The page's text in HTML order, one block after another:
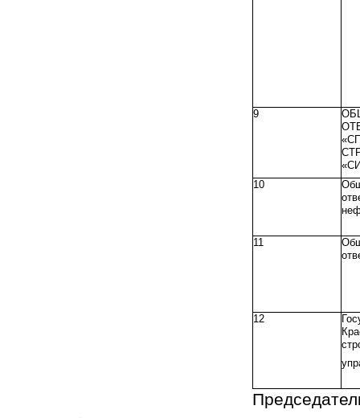
9
10
11
12